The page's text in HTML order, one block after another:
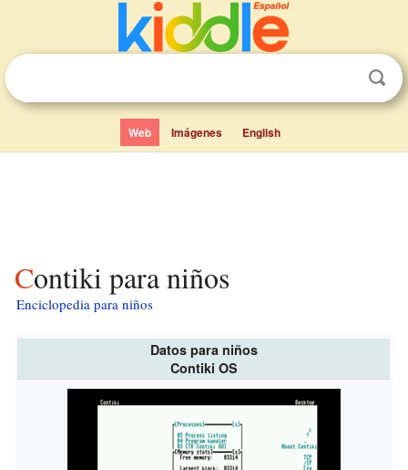
Web Imágenes English
Contiki para niños
Enciclopedia para niños
Datos para niños
Contiki OS